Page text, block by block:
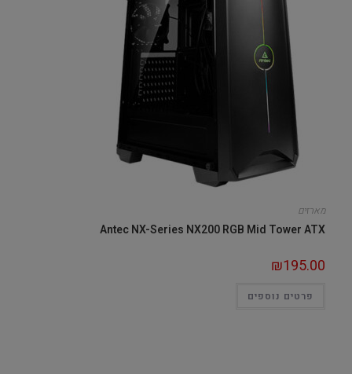
מארזים
Antec NX-Series NX200 RGB Mid Tower ATX
₪195.00
פרטים נוספים